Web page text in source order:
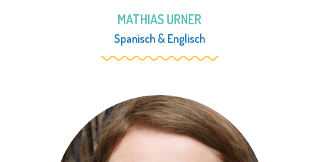
MATHIAS URNER
Spanisch & Englisch